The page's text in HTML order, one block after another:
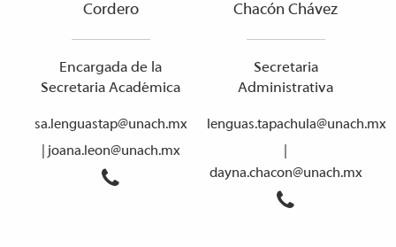
Cordero
Encargada de la
Secretaria Académica
sa.lenguastap@unach.mx
| joana.leon@unach.mx
Chacón Chávez
Secretaria
Administrativa
lenguas.tapachula@unach.mx
dayna.chacon@unach.mx